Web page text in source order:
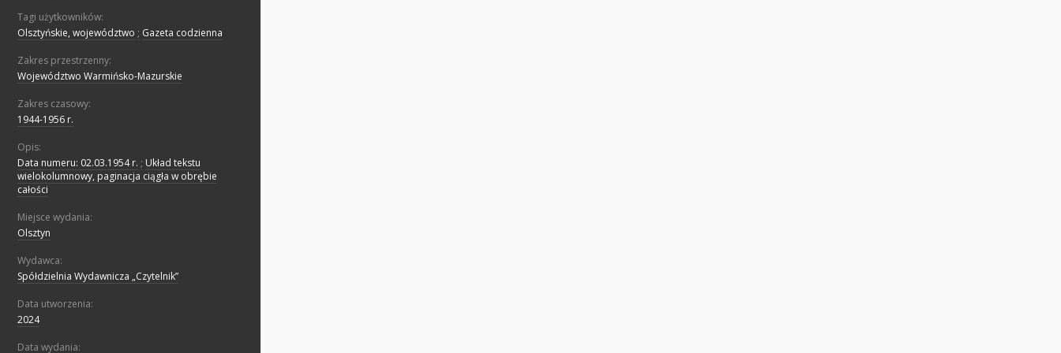
Tagi użytkowników:
Olsztyńskie, województwo ; Gazeta codzienna
Zakres przestrzenny:
Województwo Warmińsko-Mazurskie
Zakres czasowy:
1944-1956 r.
Opis:
Data numeru: 02.03.1954 r. ; Układ tekstu
wielokolumnowy, paginacja ciągła w obrębie
całości
Miejsce wydania:
Olsztyn
Wydawca:
Spółdzielnia Wydawnicza „Czytelnik”
Data utworzenia:
2024
Data wydania: